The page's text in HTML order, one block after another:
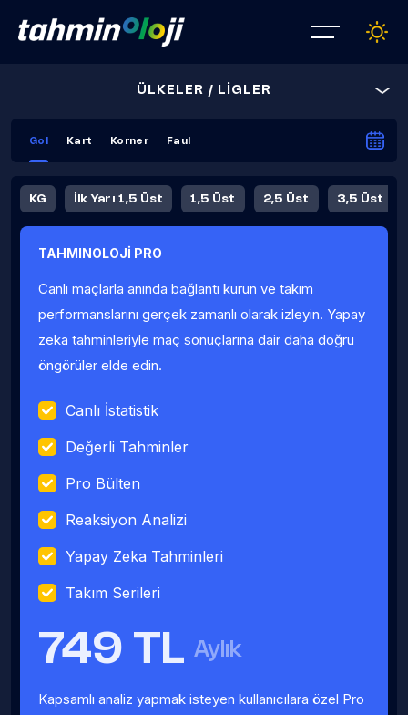
ÜLKELER / LİGLER
Gol Kart Korner Faul
KG İlk Yarı 1,5 Üst 1,5 Üst 2,5 Üst 3,5 Üst
Fauller Ortalama
TAHMINOLOJİ PRO
Canlı maçlarla anında bağlantı kurun ve takım
performanslarını gerçek zamanlı olarak izleyin. Yapay
zeka tahminleriyle maç sonuçlarına dair daha doğru
öngörüler elde edin.
Canlı İstatistik
Değerli Tahminler
Pro Bülten
Reaksiyon Analizi
Yapay Zeka Tahminleri
Takım Serileri
749 TL Aylık
Kapsamlı analiz yapmak isteyen kullanıcılara özel Pro